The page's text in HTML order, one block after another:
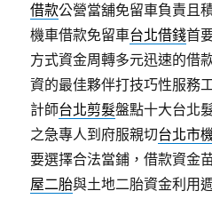
借款公營當舖免留車負責且
機車借款免留車台北借錢首
方式資金周轉多元迅速的借
資的最佳夥伴打技巧性服務
計師台北剪髮盤點十大台北
之急專人到府服親切台北市
要選擇合法當鋪，借款資金
屋二胎與土地二胎資金利用